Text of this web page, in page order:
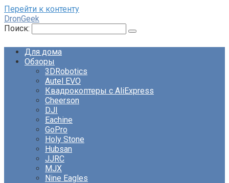
Перейти к контенту
DronGeek
Поиск:
Для дома
Обзоры
3DRobotics
Autel EVO
Квадрокоптеры с AliExpress
Cheerson
DJI
Eachine
GoPro
Holy Stone
Hubsan
JJRC
MJX
Nine Eagles